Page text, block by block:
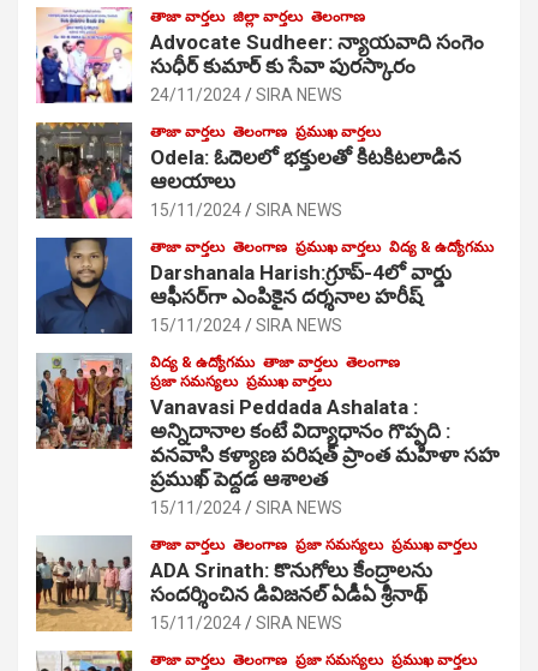
తాజా వార్తలు జిల్లా వార్తలు తెలంగాణ
Advocate Sudheer: న్యాయవాది సంగెం
సుధీర్ కుమార్ కు సేవా పురస్కారం
24/11/2024 SIRA NEWS
తాజా వార్తలు తెలంగాణ ప్రముఖ వార్తలు
Odela: ఓదెల‌లో భక్తులతో కిటకిటలాడిన
ఆల‌యాలు
15/11/2024 SIRA NEWS
తాజా వార్తలు తెలంగాణ ప్రముఖ వార్తలు విద్య & ఉద్యోగము
Darshanala Harish:గ్రూప్-4లో వార్డు
ఆఫీసర్‌గా ఎంపికైన దర్శనాల హరీష్
15/11/2024 SIRA NEWS
విద్య & ఉద్యోగము తాజా వార్తలు తెలంగాణ
ప్రజా సమస్యలు ప్రముఖ వార్తలు
Vanavasi Peddada Ashalata :
అన్నిదానాల కంటే విద్యాధానం గొప్పది :
వనవాసి కళ్యాణ పరిషత్ ప్రాంత మహిళా సహ
ప్రముఖ్ పెద్దడ ఆశాలత
15/11/2024 SIRA NEWS
తాజా వార్తలు తెలంగాణ ప్రజా సమస్యలు ప్రముఖ వార్తలు
ADA Srinath: కొనుగోలు కేంద్రాల‌ను
సంద‌ర్శించిన డివిజనల్ ఏడీఏ శ్రీనాథ్
15/11/2024 SIRA NEWS
తాజా వార్తలు తెలంగాణ ప్రజా సమస్యలు ప్రముఖ వార్తలు